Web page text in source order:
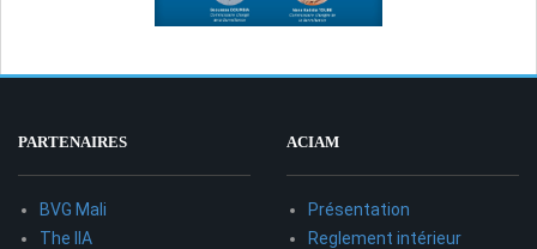
PARTENAIRES
BVG Mali
The IIA
ACIAM
Présentation
Reglement intérieur